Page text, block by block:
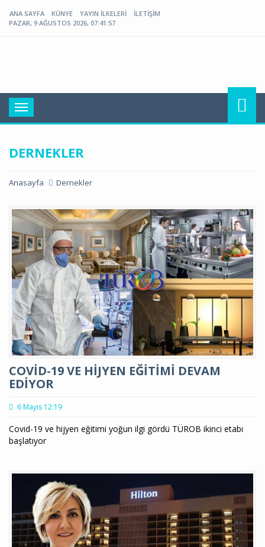
ANA SAYFA KÜNYE YAYIN İLKELERI
İLETIŞIM
PAZAR, 9 AĞUSTOS 2026, 07:41:58
Toggle
navigation
DERNEKLER
Anasayfa Dernekler
COVİD-19 VE HİJYEN EĞİTİMİ DEVAM
EDİYOR
6 Mayıs 12:19
Covid-19 ve hijyen eğitimi yoğun ilgi gördü TÜROB ikinci etabı
başlatıyor